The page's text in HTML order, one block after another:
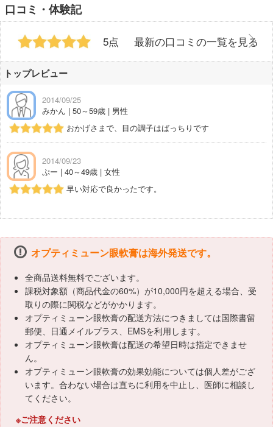
口コミ・体験記
5点 最新の口コミの一覧を見る
トップレビュー
2014/09/25
みかん | 50～59歳 | 男性
おかげさまで、目の調子はばっちりです
2014/09/23
ぷー | 40～49歳 | 女性
早い対応で良かったです。
オプティミューン眼軟膏は海外発送です。
全商品送料無料でございます。
課税対象額（商品代金の60%）が10,000円を超える場合、受
取りの際に関税などがかかります。
オプティミューン眼軟膏の配送方法につきましては国際書留
郵便、日通メイルプラス、EMSを利用します。
オプティミューン眼軟膏は配送の希望日時は指定できませ
ん。
オプティミューン眼軟膏の効果効能については個人差がござ
います。合わない場合は直ちに利用を中止し、医師に相談し
てください。
※ご注意ください